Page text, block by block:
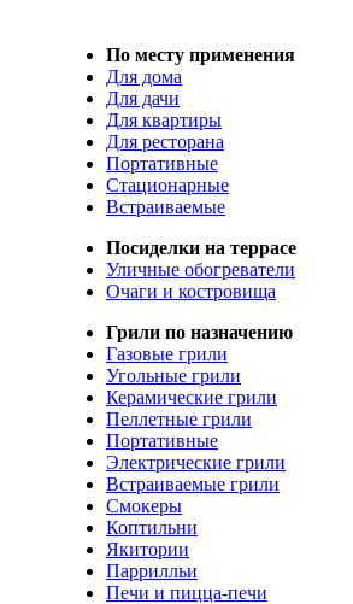
По месту применения
Для дома
Для дачи
Для квартиры
Для ресторана
Портативные
Стационарные
Встраиваемые
Посиделки на террасе
Уличные обогреватели
Очаги и костровища
Грили по назначению
Газовые грили
Угольные грили
Керамические грили
Пеллетные грили
Портативные
Электрические грили
Встраиваемые грили
Смокеры
Коптильни
Якитории
Паррилльи
Печи и пицца-печи